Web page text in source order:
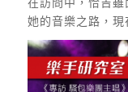
她的音樂之路，現